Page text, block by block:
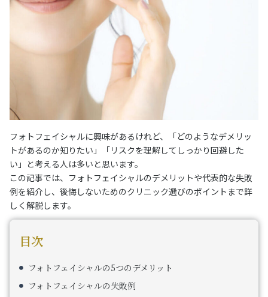
フォトフェイシャルに興味があるけれど、「どのようなデメリッ
トがあるのか知りたい」「リスクを理解してしっかり回避した
い」と考える人は多いと思います。
この記事では、フォトフェイシャルのデメリットや代表的な失敗
例を紹介し、後悔しないためのクリニック選びのポイントまで詳
しく解説します。
目次
フォトフェイシャルの5つのデメリット
フォトフェイシャルの失敗例